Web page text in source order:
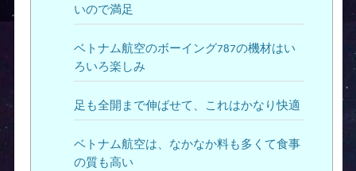
いので満足
ベトナム航空のボーイング787の機材はい
ろいろ楽しみ
足も全開まで伸ばせて、これはかなり快適
ベトナム航空は、なかなか料も多くて食事
の質も高い